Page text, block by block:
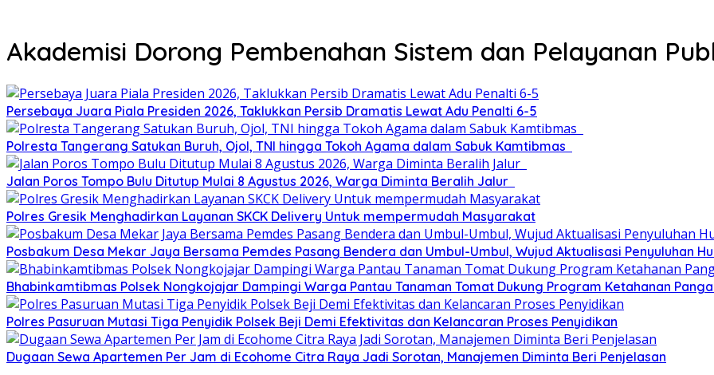
Akademisi Dorong Pembenahan Sistem dan Pelayanan
Persebaya Juara Piala Presiden 2026, Taklukkan Persib Dramatis Lewat Adu Penalti 6-5
Polresta Tangerang Satukan Buruh, Ojol, TNI hingga Tokoh Agama dalam Sabuk Kamtibmas
Jalan Poros Tompo Bulu Ditutup Mulai 8 Agustus 2026, Warga Diminta Beralih Jalur
Polres Gresik Menghadirkan Layanan SKCK Delivery Untuk mempermudah Masyarakat
Posbakum Desa Mekar Jaya Bersama Pemdes Pasang Bendera dan Umbul-Umbul, Wujud Aktualisasi Penyuluhan
Bhabinkamtibmas Polsek Nongkojajar Dampingi Warga Pantau Tanaman Tomat Dukung Program Ketahanan
Polres Pasuruan Mutasi Tiga Penyidik Polsek Beji Demi Efektivitas dan Kelancaran Proses Penyidikan
Dugaan Sewa Apartemen Per Jam di Ecohome Citra Raya Jadi Sorotan, Manajemen Diminta Beri Penjelasan